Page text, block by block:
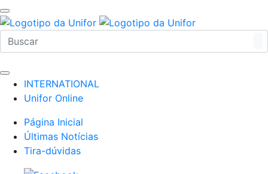
INTERNATIONAL
Unifor Online
Página Inicial
Últimas Notícias
Tira-dúvidas